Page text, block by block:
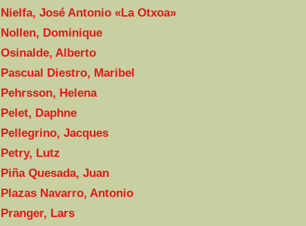
Nielfa, José Antonio «La Otxoa»
Nollen, Dominique
Osinalde, Alberto
Pascual Diestro, Maribel
Pehrsson, Helena
Pelet, Daphne
Pellegrino, Jacques
Petry, Lutz
Piña Quesada, Juan
Plazas Navarro, Antonio
Pranger, Lars